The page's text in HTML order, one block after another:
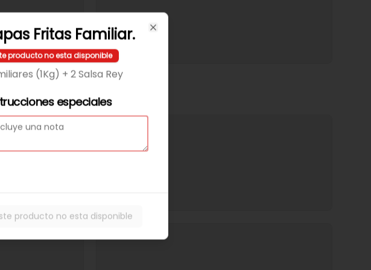
Fritas Familiar.
producto no esta disponible
(1Kg) + 2 Salsa Rey
especiales
producto no esta disponible